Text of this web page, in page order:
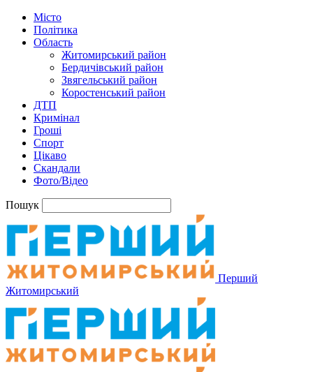
Місто
Політика
Область
Житомирський район
Бердичівський район
Звягельський район
Коростенський район
ДТП
Кримінал
Гроші
Спорт
Цікаво
Скандали
Фото/Відео
Пошук
Перший
Житомирський